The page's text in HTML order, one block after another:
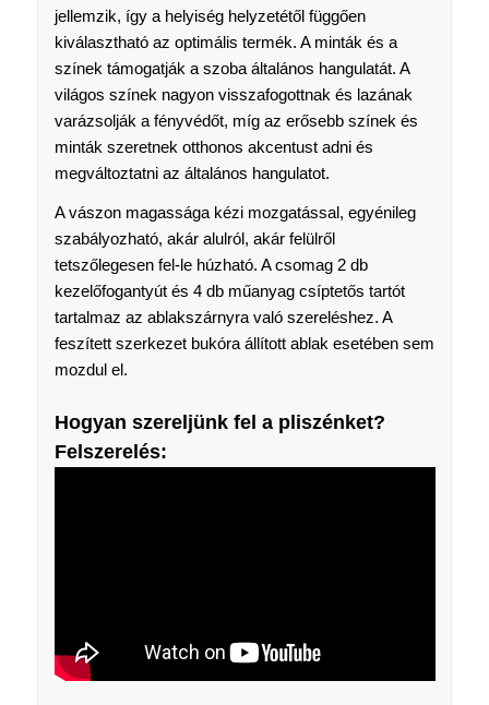
jellemzik, így a helyiség helyzetétől függően
kiválasztható az optimális termék. A minták és a
színek támogatják a szoba általános hangulatát. A
világos színek nagyon visszafogottnak és lazának
varázsolják a fényvédőt, míg az erősebb színek és
minták szeretnek otthonos akcentust adni és
megváltoztatni az általános hangulatot.
A vászon magassága kézi mozgatással, egyénileg
szabályozható, akár alulról, akár felülről
tetszőlegesen fel-le húzható. A csomag 2 db
kezelőfogantyút és 4 db műanyag csíptetős tartót
tartalmaz az ablakszárnyra való szereléshez. A
feszített szerkezet bukóra állított ablak esetében sem
mozdul el.
Hogyan szereljünk fel a pliszénket?
Felszerelés: